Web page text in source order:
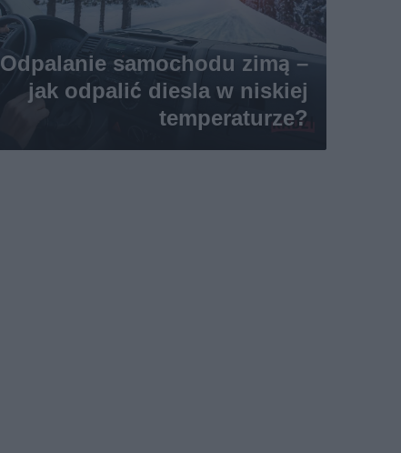
Odpalanie samochodu zimą –
jak odpalić diesla w niskiej
temperaturze?